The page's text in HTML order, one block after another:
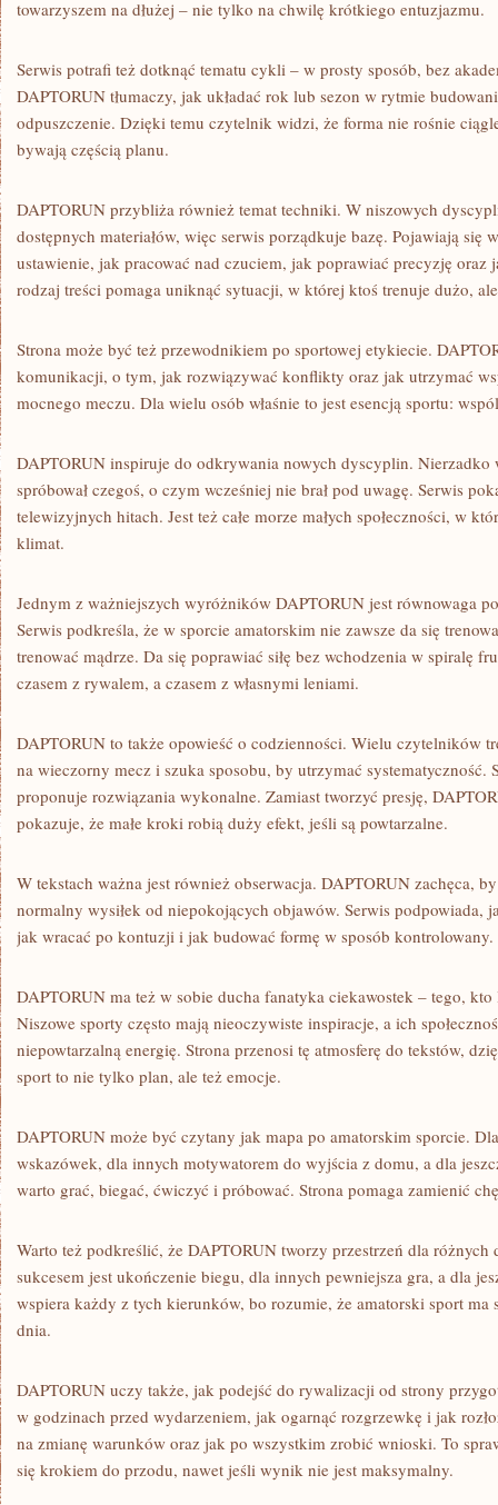
towarzyszem na dłużej – nie tylko na chwilę krótkiego entuzjazmu.
Serwis potrafi też dotknąć tematu cykli – w prosty sposób, bez
DAPTORUN tłumaczy, jak układać rok lub sezon w rytmie
odpuszczenie. Dzięki temu czytelnik widzi, że forma nie rośnie
bywają częścią planu.
DAPTORUN przybliża również temat techniki. W niszowych
dostępnych materiałów, więc serwis porządkuje bazę. Pojawiają się
ustawienie, jak pracować nad czuciem, jak poprawiać precyzję oraz
rodzaj treści pomaga uniknąć sytuacji, w której ktoś trenuje dużo,
Strona może być też przewodnikiem po sportowej etykiecie.
komunikacji, o tym, jak rozwiązywać konflikty oraz jak utrzymać
mocnego meczu. Dla wielu osób właśnie to jest esencją sportu:
DAPTORUN inspiruje do odkrywania nowych dyscyplin. Nierzadko
spróbował czegoś, o czym wcześniej nie brał pod uwagę. Serwis
telewizyjnych hitach. Jest też całe morze małych społeczności, w
klimat.
Jednym z ważniejszych wyróżników DAPTORUN jest równowaga
Serwis podkreśla, że w sporcie amatorskim nie zawsze da się
trenować mądrze. Da się poprawiać siłę bez wchodzenia w spiralę
czasem z rywalem, a czasem z własnymi leniami.
DAPTORUN to także opowieść o codzienności. Wielu czytelników
na wieczorny mecz i szuka sposobu, by utrzymać systematyczność.
proponuje rozwiązania wykonalne. Zamiast tworzyć presję,
pokazuje, że małe kroki robią duży efekt, jeśli są powtarzalne.
W tekstach ważna jest również obserwacja. DAPTORUN zachęca,
normalny wysiłek od niepokojących objawów. Serwis podpowiada,
jak wracać po kontuzji i jak budować formę w sposób kontrolowany.
DAPTORUN ma też w sobie ducha fanatyka ciekawostek – tego,
Niszowe sporty często mają nieoczywiste inspiracje, a ich
niepowtarzalną energię. Strona przenosi tę atmosferę do tekstów,
sport to nie tylko plan, ale też emocje.
DAPTORUN może być czytany jak mapa po amatorskim sporcie.
wskazówek, dla innych motywatorem do wyjścia z domu, a dla
warto grać, biegać, ćwiczyć i próbować. Strona pomaga zamienić
Warto też podkreślić, że DAPTORUN tworzy przestrzeń dla
sukcesem jest ukończenie biegu, dla innych pewniejsza gra, a dla
wspiera każdy z tych kierunków, bo rozumie, że amatorski sport ma
dnia.
DAPTORUN uczy także, jak podejść do rywalizacji od strony
w godzinach przed wydarzeniem, jak ogarnąć rozgrzewkę i jak
na zmianę warunków oraz jak po wszystkim zrobić wnioski. To
się krokiem do przodu, nawet jeśli wynik nie jest maksymalny.